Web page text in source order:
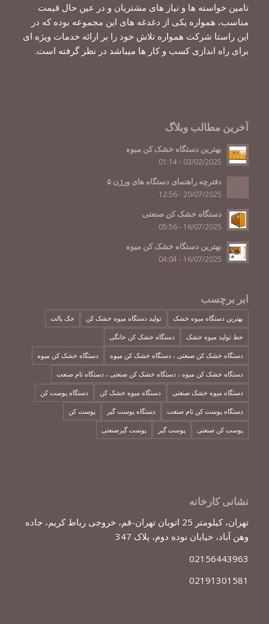
تامین خواسته ها و نیاز های مشتریان و در عین حال قیمت
مناسب، همواره یکی از دغدغه های این مجموعه بوده که در
این راستا شرکت همواره تلاش خود را بر ارائه خدمات ویژه ای
برای راه اندازی کسب و کار ها میباشد در نظر گرفته است.
آخرین مطالب وبلاگ
بهترین دستگاه خشک کن مبوه
03/02/2025 - 01:14
دفترچه راهنمای دستگاه های ورژن ۵
20/07/2025 - 12:56
دستگاه خشک کن صنعتی
16/07/2025 - 05:56
بهترین دستگاه خشک کن میوه
16/07/2025 - 04:04
ابر برچسب
بهترین دستگاه میوه خشک تولید دستگاه میوه خشک کن جک پالت
خط تولید میوه خشک دستگاه خشک کن خانگی
دستگاه خشک کن صنعتی ، دستگاه خشک کن میوه دستگاه خشک کن میوه
دستگاه خشک کن میوه ، دستگاه خشک کن صنعتی ، دستگاه تام صنعت
دستگاه میوه خشک صنعتی دستگاه میوه خشک کن دستگاه پوست کن
دستگاه پوست کن تام صنعت دستگاه پوست گیر پوست کن
پوست کن صنعتی پوست گیر پوست گیرصنعتی
نشانی کارخانه
تهران، کیلومتر 25 اتوبان تهران-قم، خروجی رباط کریم، جاده
وهن آباد، خیابان نوده دوم، پلاک 347
02156443963
02191301581